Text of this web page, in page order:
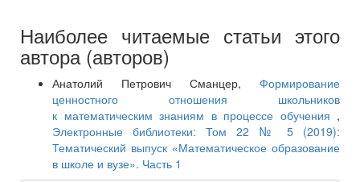
Наиболее читаемые статьи этого
автора (авторов)
Анатолий Петрович Сманцер, Формирование
ценностного отношения школьников
к математическим знаниям в процессе обучения ,
Электронные библиотеки: Том 22 № 5 (2019):
Тематический выпуск «Математическое образование
в школе и вузе». Часть 1